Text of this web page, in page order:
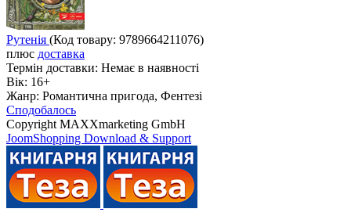
Рутенія (Код товару: 9789664211076)
плюс доставка
Термін доставки: Немає в наявності
Вік: 16+
Жанр: Романтична пригода, Фентезі
Сподобалось
Copyright MAXXmarketing GmbH
JoomShopping Download & Support